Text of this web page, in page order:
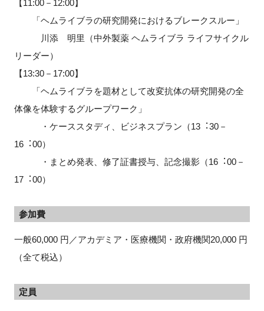
【11:00－12:00】
「ヘムライブラの研究開発におけるブレークスルー」
川添 明里（中外製薬 ヘムライブラ ライフサイクル
リーダー）
【13:30－17:00】
「ヘムライブラを題材として改変抗体の研究開発の全
体像を体験するグループワーク」
・ケーススタディ、ビジネスプラン（13︓30－
16︓00）
・まとめ発表、修了証書授与、記念撮影（16︓00－
17︓00）
参加費
一般60,000 円／アカデミア・医療機関・政府機関20,000 円
（全て税込）
定員